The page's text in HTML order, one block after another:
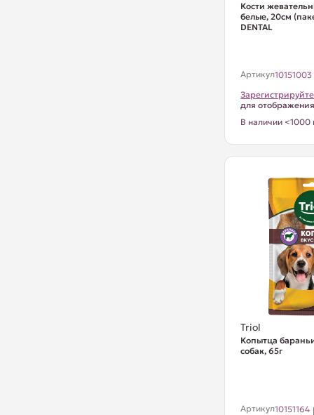
Кости
белые, 20см
DENTAL
Артикул10151003
для
В наличии <1000
Triol
Копытца
собак, 65г
Артикул10151164